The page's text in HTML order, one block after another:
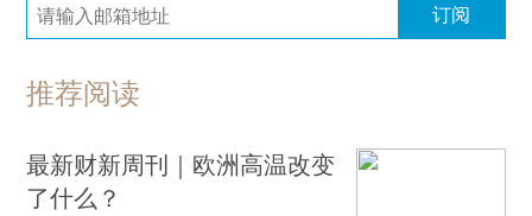
订阅
推荐阅读
最新财新周刊｜欧洲高温改变
了什么？